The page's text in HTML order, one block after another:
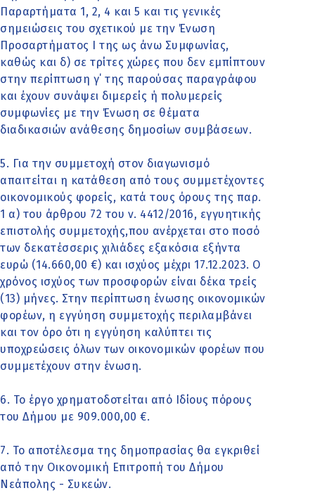
Παραρτήματα 1, 2, 4 και 5 και τις γενικές
σημειώσεις του σχετικού με την Ένωση
Προσαρτήματος I της ως άνω Συμφωνίας,
καθώς και δ) σε τρίτες χώρες που δεν εμπίπτουν
στην περίπτωση γ΄ της παρούσας παραγράφου
και έχουν συνάψει διμερείς ή πολυμερείς
συμφωνίες με την Ένωση σε θέματα
διαδικασιών ανάθεσης δημοσίων συμβάσεων.
5. Για την συμμετοχή στον διαγωνισμό
απαιτείται η κατάθεση από τους συμμετέχοντες
οικονομικούς φορείς, κατά τους όρους της παρ.
1 α) του άρθρου 72 του ν. 4412/2016, εγγυητικής
επιστολής συμμετοχής,που ανέρχεται στο ποσό
των δεκατέσσερις χιλιάδες εξακόσια εξήντα
ευρώ (14.660,00 €) και ισχύος μέχρι 17.12.2023. Ο
χρόνος ισχύος των προσφορών είναι δέκα τρείς
(13) μήνες. Στην περίπτωση ένωσης οικονομικών
φορέων, η εγγύηση συμμετοχής περιλαμβάνει
και τον όρο ότι η εγγύηση καλύπτει τις
υποχρεώσεις όλων των οικονομικών φορέων που
συμμετέχουν στην ένωση.
6. Το έργο χρηματοδοτείται από Ιδίους πόρους
του Δήμου με 909.000,00 €.
7. Το αποτέλεσμα της δημοπρασίας θα εγκριθεί
από την Οικονομική Επιτροπή του Δήμου
Νεάπολης - Συκεών.